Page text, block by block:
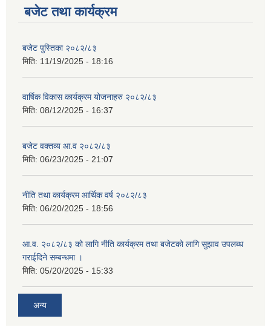
बजेट तथा कार्यक्रम
बजेट पुस्तिका २०८२/८३
मिति: 11/19/2025 - 18:16
वार्षिक विकास कार्यक्रम योजनाहरु २०८२/८३
मिति: 08/12/2025 - 16:37
बजेट वक्तव्य आ.व २०८२/८३
मिति: 06/23/2025 - 21:07
नीति तथा कार्यक्रम आर्थिक वर्ष २०८२/८३
मिति: 06/20/2025 - 18:56
आ.व. २०८२/८३ को लागि नीति कार्यक्रम तथा बजेटको लागि सुझाव उपलब्ध
गराईदिने सम्बन्धमा ।
मिति: 05/20/2025 - 15:33
अन्य